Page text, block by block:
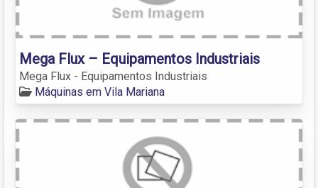
Mega Flux – Equipamentos Industriais
Mega Flux - Equipamentos Industriais
Máquinas em Vila Mariana